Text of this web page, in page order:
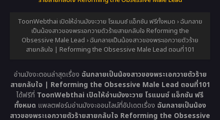
ToonWebthai เปิดให้อ่านมังงะวาย โรแมนซ์ แอ็กชัน ฟรีทั้งหมด › ฉันกลาย
เป็นน้องสาวของพระเอกวายตัวร้ายสายกลับใจ Reforming the
Obsessive Male Lead › ฉันกลายเป็นน้องสาวของพระเอกวายตัวร้าย
สายกลับใจ | Reforming the Obsessive Male Lead ตอนที่101
อ่านมังงะตอนล่าสุดเรื่อง ฉันกลายเป็นน้องสาวของพระเอกวายตัวร้าย
สายกลับใจ | Reforming the Obsessive Male Lead ตอนที่101
ได้ฟรีที่ ToonWebthai เปิดให้อ่านมังงะวาย โรแมนซ์ แอ็กชัน ฟรี
ทั้งหมด แพลตฟอร์มอ่านมังงะออนไลน์ที่อัปเดตเรื่อง ฉันกลายเป็นน้อง
สาวของพระเอกวายตัวร้ายสายกลับใจ Reforming the Obsessive